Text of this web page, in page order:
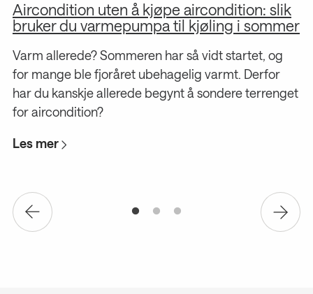
Aircondition uten å kjøpe aircondition: slik
bruker du varmepumpa til kjøling i sommer
Varm allerede? Sommeren har så vidt startet, og
for mange ble fjoråret ubehagelig varmt. Derfor
har du kanskje allerede begynt å sondere terrenget
for aircondition?
Les mer